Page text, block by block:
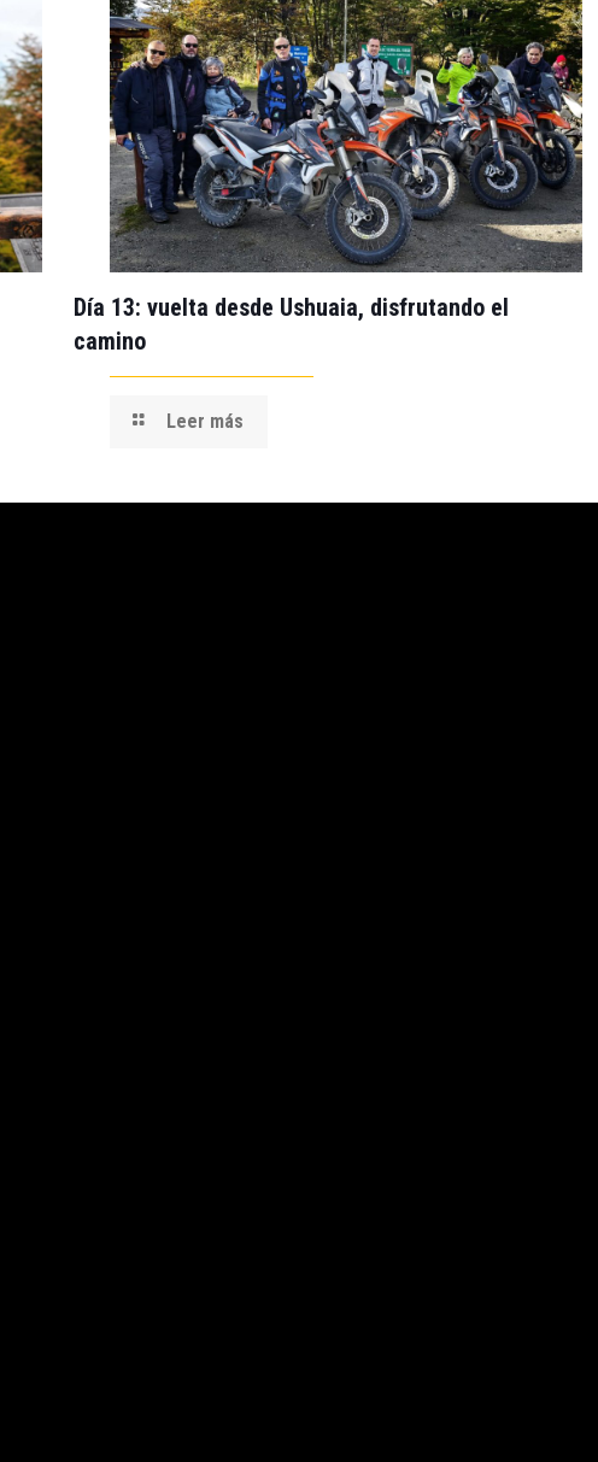
Día 13: vuelta desde Ushuaia, disfrutando el
camino
Leer más